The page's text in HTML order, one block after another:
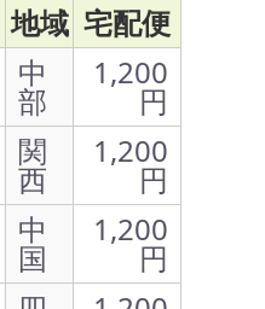
地域 宅配便
中
部
1,200
円
関
西
1,200
円
中
国
1,200
円